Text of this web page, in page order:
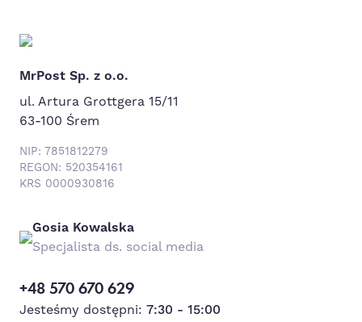
MrPost Sp. z o.o.
ul. Artura Grottgera 15/11
63-100 Śrem
NIP: 7851812279
REGON: 520354161
KRS 0000930816
Gosia Kowalska
Specjalista ds. social media
+48 570 670 629
Jesteśmy dostępni: 7:30 - 15:00